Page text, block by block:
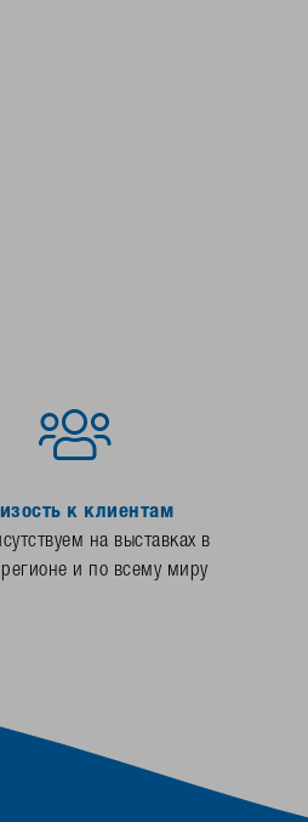
к клиентам
на выставках в
и по всему миру